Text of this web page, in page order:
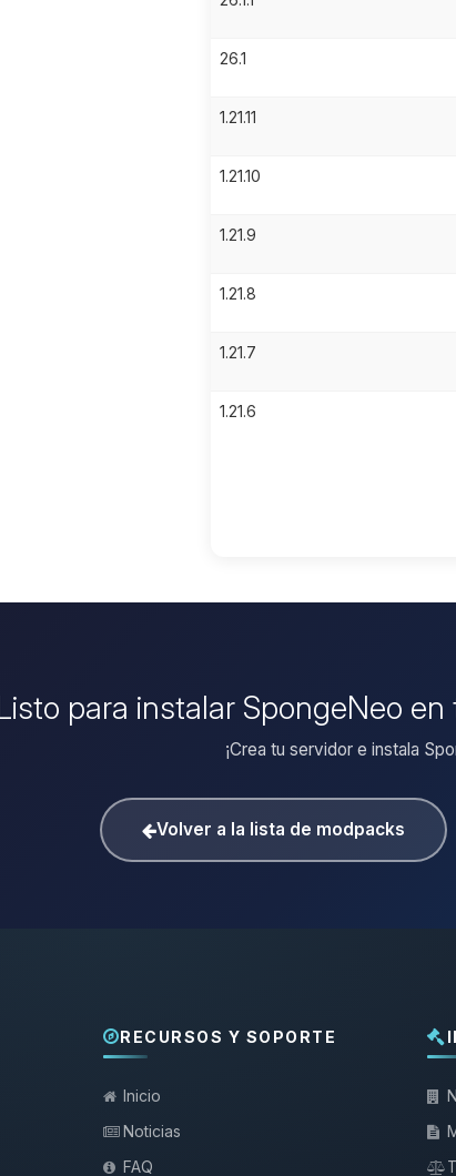
26.1
1.21.11
1.21.10
1.21.9
1.21.8
1.21.7
1.21.6
para instalar SpongeNeo
¡Crea tu servidor e instala
Volver a la lista de modpacks
RECURSOS Y SOPORTE
Inicio
Noticias
FAQ